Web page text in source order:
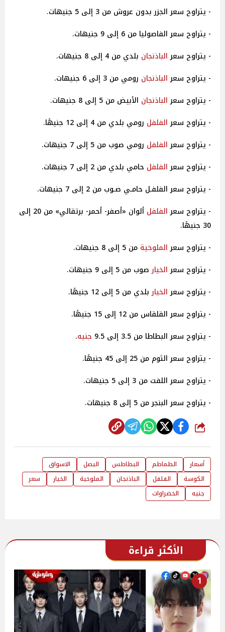
- يتراوح سعر الجزر بدون عروش من 3 إلى 5 جنيهات.
- يتراوح سعر الفاصوليا من 6 إلى 9 جنيهات.
- يتراوح سعرالباذنجان بلدي من 4 إلى 8 جنيهات.
- يتراوح سعرالباذنجان رومي من 3 إلى 6 جنيهات.
- يتراوح سعرالباذنجان الأبيض من 5 إلى 8 جنيهات.
- يتراوح سعرالفلفل رومي بلدي من 4 إلى 12 جنيهًا.
- يتراوح سعرالفلفل رومي صوب من 5 إلى 7 جنيهات.
- يتراوح سعرالفلفل حامي بلدي من 2 إلى 7 جنيهات.
- يتراوح سعر الفلفـل حامـي صـوب من 2 إلى 7 جنيهات.
- يتراوح سعرالفلفل
ألوان «أصفر- أحمر- برتقالي» من 20 إلى
30 جنيهًا.
- يتراوح سعرالملوخية من 5 إلى 8 جنيهات.
- يتراوح سعرالخيارصوب من 5 إلى 9 جنيهات.
- يتراوح سعرالخياربلدي من 5 إلى 12 جنيهًا.
- يتراوح سعر القلقاس من 12 إلى 15 جنيهًا.
- يتراوح سعر البطاطا من 3.5 إلى 9.5
جنيه.
- يتراوح سعر الثوم من 25 إلى 45 جنيهًا.
- يتراوح سعر اللفت من 3 إلى 5 جنيهات.
- يتراوح سعر البنجر من 5 إلى 8 جنيهات.
شارك
أسعار الطماطم البطاطس البصل
الاسواق
الكوسة
الفلفل الباذنجان الملوخية الخيار
سعر
جنيه
الخضراوات
الأكثر قراءة
1